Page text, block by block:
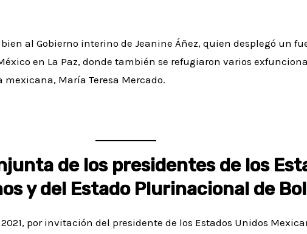
al Gobierno interino de Jeanine Áñez, quien desplegó un
en La Paz, donde también se refugiaron varios
María Teresa Mercado.
de los presidentes de los
y del Estado Plurinacional de
2021, por invitación del presidente de los Estados Unidos